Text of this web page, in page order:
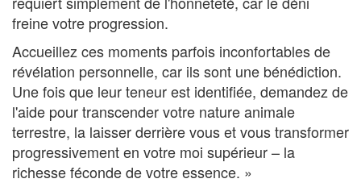
freine votre progression.
Accueillez ces moments parfois inconfortables de
révélation personnelle, car ils sont une bénédiction.
Une fois que leur teneur est identifiée, demandez de
l'aide pour transcender votre nature animale
terrestre, la laisser derrière vous et vous transformer
progressivement en votre moi supérieur – la
richesse féconde de votre essence. »